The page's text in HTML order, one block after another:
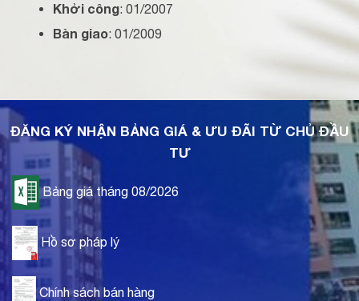
Khởi công: 01/2007
Bàn giao: 01/2009
ĐĂNG KÝ NHẬN BẢNG GIÁ & ƯU ĐÃI TỪ CHỦ ĐẦU
TƯ
Bảng giá tháng 08/2026
Hồ sơ pháp lý
Chính sách bán hàng